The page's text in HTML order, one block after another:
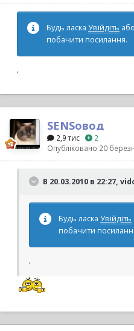
Будь ласка Увійдіть або
побачити посилання.
,
SENSовод
2,9 тис
2
Опубліковано 20
В 20.03.2010 в 22:27,
Будь ласка Увійдіть
побачити
,